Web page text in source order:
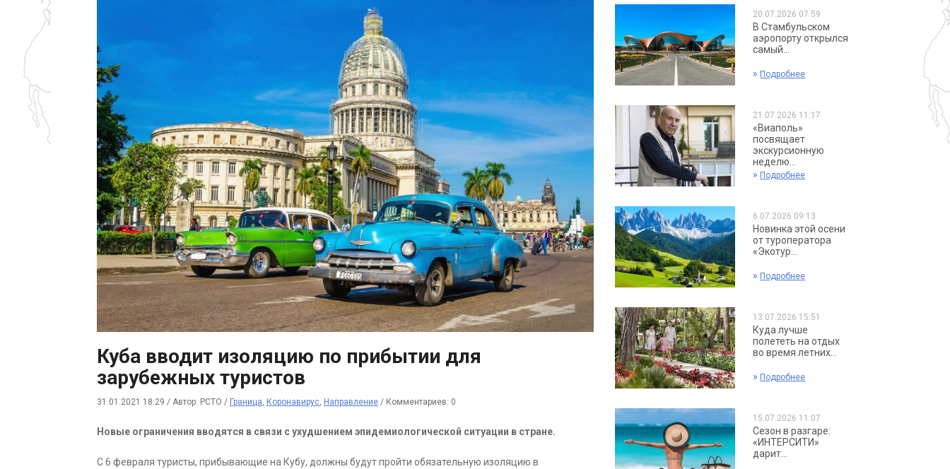
Куба вводит изоляцию по прибытии для
зарубежных туристов
31.01.2021 18:29 / Автор: РСТО / Граница, Коронавирус, Направление / Комментариев: 0
Новые ограничения вводятся в связи с ухудшением эпидемиологической ситуации в стране.
С 6 февраля туристы, прибывающие на Кубу, должны будут пройти обязательную изоляцию в
20.07.2026 07:59
В Стамбульском
аэропорту открылся
самый...
» Подробнее
21.07.2026 11:17
«Виаполь»
посвящает
экскурсионную
неделю...
» Подробнее
6.07.2026 09:13
Новинка этой осени
от туроператора
«Экотур...
» Подробнее
13.07.2026 15:51
Куда лучше
полететь на отдых
во время летних...
» Подробнее
15.07.2026 11:07
Сезон в разгаре:
«ИНТЕРСИТИ»
дарит...